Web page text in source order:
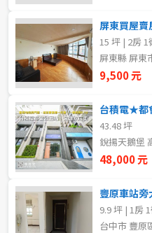
格局
不拘
2房
4房
租金(元)
屏東買屋
15 坪 | 2房 1
屏東縣 屏東
9,500 元
台積電★都
43.48 坪
銳揚天鵝堡
48,000 元
豐原車站
9.9 坪 | 1房
台中市 豐原